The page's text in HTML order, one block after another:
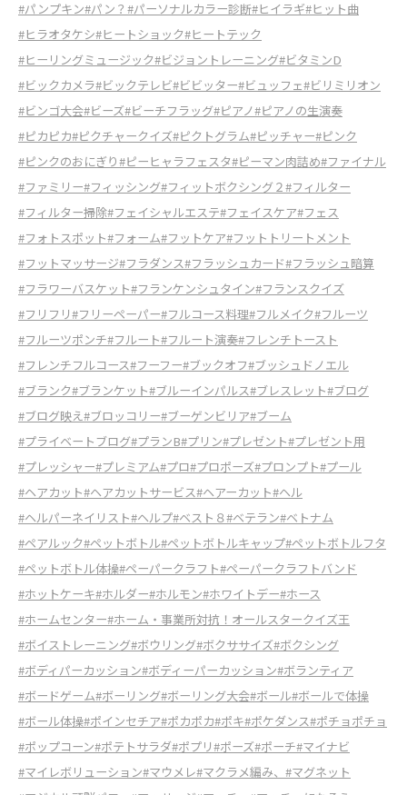
#パンプキン#パン？ #パーソナルカラー診断#ヒイラギ#ヒット曲
#ヒラオタケシ#ヒートショック#ヒートテック
#ヒーリングミュージック#ビジョントレーニング#ビタミンD
#ビックカメラ#ビックテレビ#ビビッター#ビュッフェ#ビリミリオン
#ビンゴ大会#ビーズ#ビーチフラッグ#ピアノ#ピアノの生演奏
#ピカピカ#ピクチャークイズ#ピクトグラム#ピッチャー#ピンク
#ピンクのおにぎり#ピーヒャラフェスタ#ピーマン肉詰め#ファイナル
#ファミリー#フィッシング#フィットボクシング２#フィルター
#フィルター掃除#フェイシャルエステ#フェイスケア#フェス
#フォトスポット#フォーム#フットケア#フットトリートメント
#フットマッサージ#フラダンス#フラッシュカード#フラッシュ暗算
#フラワーバスケット#フランケンシュタイン#フランスクイズ
#フリフリ#フリーペーパー#フルコース料理#フルメイク#フルーツ
#フルーツポンチ#フルート#フルート演奏#フレンチトースト
#フレンチフルコース#フーフー#ブックオフ#ブッシュドノエル
#ブランク#ブランケット#ブルーインパルス#ブレスレット#ブログ
#ブログ映え#ブロッコリー#ブーゲンビリア#ブーム
#プライベートブログ#プランB#プリン#プレゼント#プレゼント用
#プレッシャー#プレミアム#プロ#プロポーズ#プロンプト#プール
#ヘアカット#ヘアカットサービス#ヘアーカット#ヘル
#ヘルパーネイリスト#ヘルプ#ベスト８#ベテラン#ベトナム
#ペアルック#ペットボトル#ペットボトルキャップ#ペットボトルフタ
#ペットボトル体操#ペーパークラフト#ペーパークラフトバンド
#ホットケーキ#ホルダー#ホルモン#ホワイトデー#ホース
#ホームセンター#ホーム・事業所対抗！オールスタークイズ王
#ボイストレーニング#ボウリング#ボクササイズ#ボクシング
#ボディパーカッション#ボディーパーカッション#ボランティア
#ボードゲーム#ボーリング#ボーリング大会#ボール#ボールで体操
#ボール体操#ポインセチア#ポカポカ#ポキ#ポケダンス#ポチョポチョ
#ポップコーン#ポテトサラダ#ポプリ#ポーズ#ポーチ#マイナビ
#マイレボリューション#マウメレ#マクラメ編み、 #マグネット